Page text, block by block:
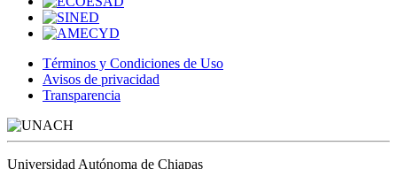
Términos y Condiciones de Uso
Avisos de privacidad
Transparencia
Universidad Autónoma de Chiapas